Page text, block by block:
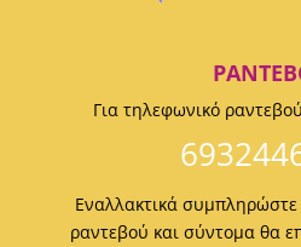
Για τηλεφωνικό
Εναλλακτικά
ραντεβού και σύντομα θα